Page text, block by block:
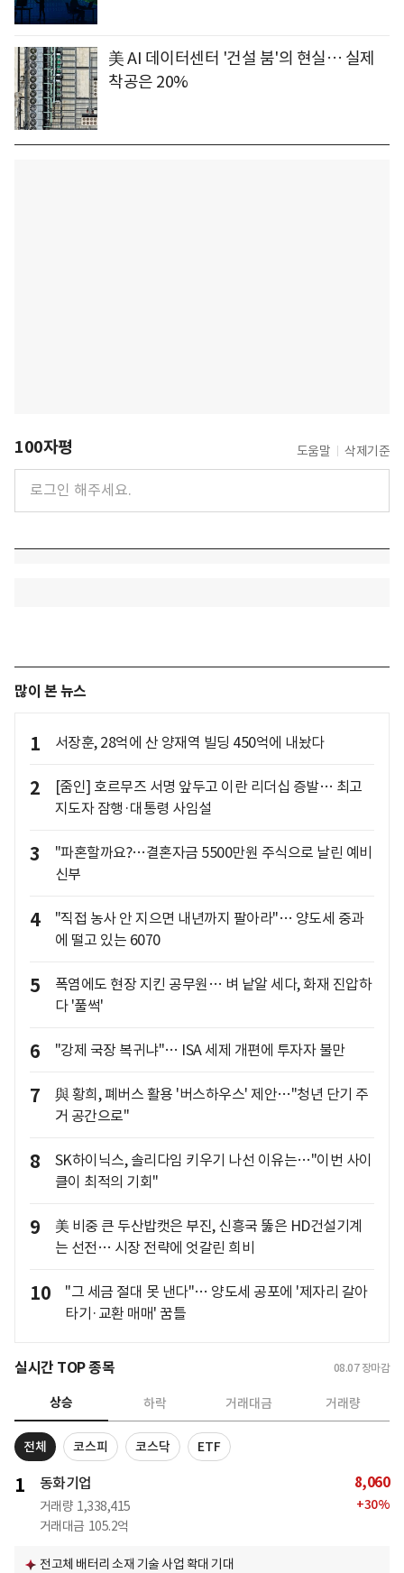
美 AI 데이터센터 '건설 붐'의 현실… 실제
착공은 20%
100자평 도움말 삭제기준
많이 본 뉴스
1 서장훈, 28억에 산 양재역 빌딩 450억에 내놨다
2
[줌인] 호르무즈 서명 앞두고 이란 리더십 증발… 최고
지도자 잠행·대통령 사임설
3
"파혼할까요?…결혼자금 5500만원 주식으로 날린 예비
신부
4
"직접 농사 안 지으면 내년까지 팔아라"… 양도세 중과
에 떨고 있는 6070
5
폭염에도 현장 지킨 공무원… 벼 낱알 세다, 화재 진압하
다 '풀썩'
6 "강제 국장 복귀냐"… ISA 세제 개편에 투자자 불만
7
與 황희, 폐버스 활용 '버스하우스' 제안…"청년 단기 주
거 공간으로"
8
SK하이닉스, 솔리다임 키우기 나선 이유는…"이번 사이
클이 최적의 기회"
9
美 비중 큰 두산밥캣은 부진, 신흥국 뚫은 HD건설기계
는 선전… 시장 전략에 엇갈린 희비
10
"그 세금 절대 못 낸다"… 양도세 공포에 '제자리 갈아
타기·교환 매매' 꿈틀
실시간 TOP 종목 08.07 장마감
상승 하락 거래대금 거래량
전체 코스피 코스닥 ETF
1 동화기업
거래량 1,338,415
거래대금 105.2억
8,060
+30%
전고체 배터리 소재 기술 사업 확대 기대